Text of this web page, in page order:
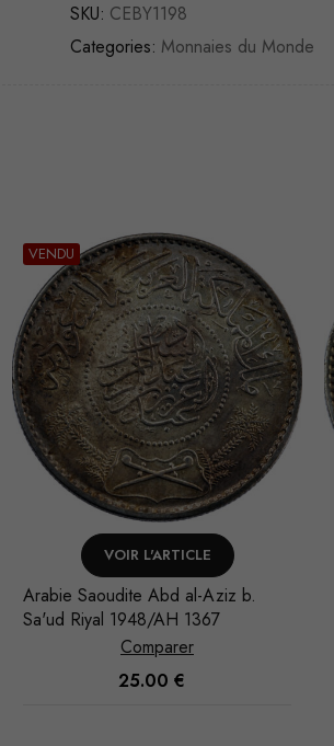
SKU: CEBY1198
Categories: Monnaies du Monde
VENDU
VOIR L'ARTICLE
Arabie Saoudite Abd al-Aziz b.
Sa'ud Riyal 1935/AH 1354
Comparer
35.00 €